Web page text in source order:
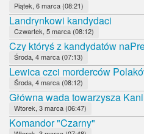
Piątek, 6 marca (08:21)
Landrynkowi kandydaci
Czwartek, 5 marca (08:12)
Czy któryś z kandydatów
Środa, 4 marca (07:13)
Lewica czci morderców
Środa, 4 marca (08:12)
Główna wada towarzysza Kani
Wtorek, 3 marca (06:47)
Komandor "Czarny"